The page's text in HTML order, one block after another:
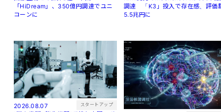
「HiDream」、350億円調達でユニ
コーンに
調達 「K3」投入で存在感、評価
5.5兆円に
2026.08.07 スタートアップ